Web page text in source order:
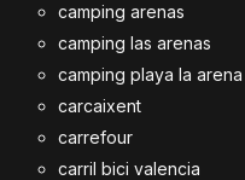
camping arenas
camping las arenas
camping playa la arena
carcaixent
carrefour
carril bici valencia